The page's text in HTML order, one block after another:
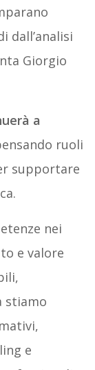
dall’analisi
Giorgio
a
ruoli
supportare
nei
e valore
stiamo
e